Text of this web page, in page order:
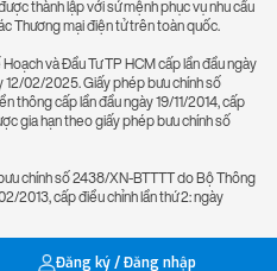
thành lập với sứ mệnh phục vụ nhu cầu
Thương mại điện tử trên toàn quốc.
và Đầu Tư TP HCM cấp lần đầu ngày
12/02/2025. Giấy phép bưu chính số
thông cấp lần đầu ngày 19/11/2014, cấp
gia hạn theo giấy phép bưu chính số
chính số 2438/XN-BTTTT do Bộ Thông
2013, cấp điều chỉnh lần thứ 2: ngày
Đăng ký / Đăng nhập